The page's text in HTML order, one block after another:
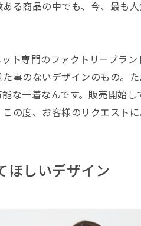
る商品の中でも、今、最も
ト専門のファクトリーブラン
事のないデザインのもの。
な一着なんです。販売開始し
の度、お客様のリクエスト
ほしいデザイン